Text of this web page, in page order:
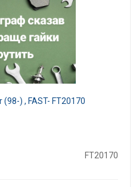
) , FAST- FT20170
FT20170